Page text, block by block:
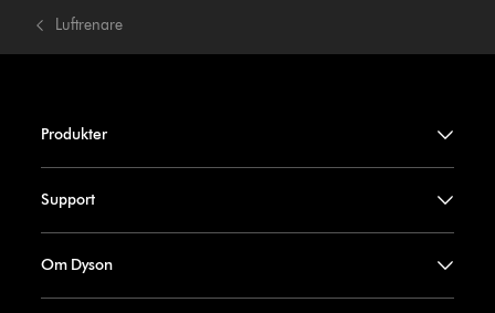
Luftrenare
Produkter
Support
Om Dyson